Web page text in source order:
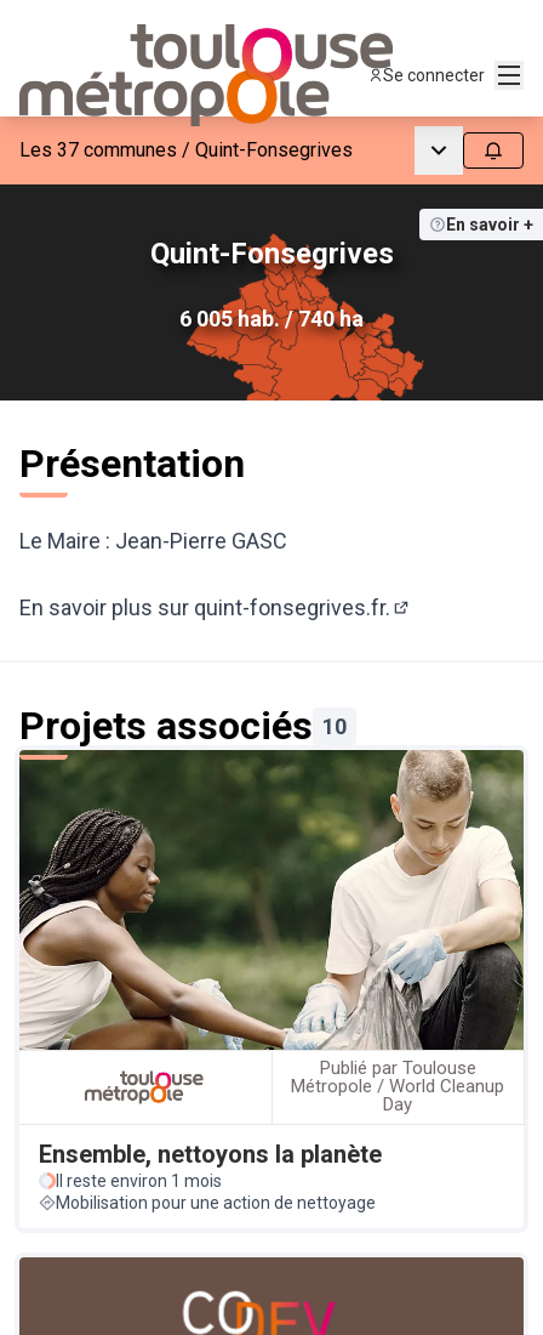
Se connecter
Les 37 communes / Quint-Fonsegrives Menu Suivre
En savoir +
Quint-Fonsegrives
6 005 hab. / 740 ha
Présentation
Le Maire : Jean-Pierre GASC
En savoir plus sur quint-fonsegrives.fr.
Projets associés 10
Publié par Toulouse
Métropole / World Cleanup
Day
Ensemble, nettoyons la planète
Il reste environ 1 mois
Mobilisation pour une action de nettoyage